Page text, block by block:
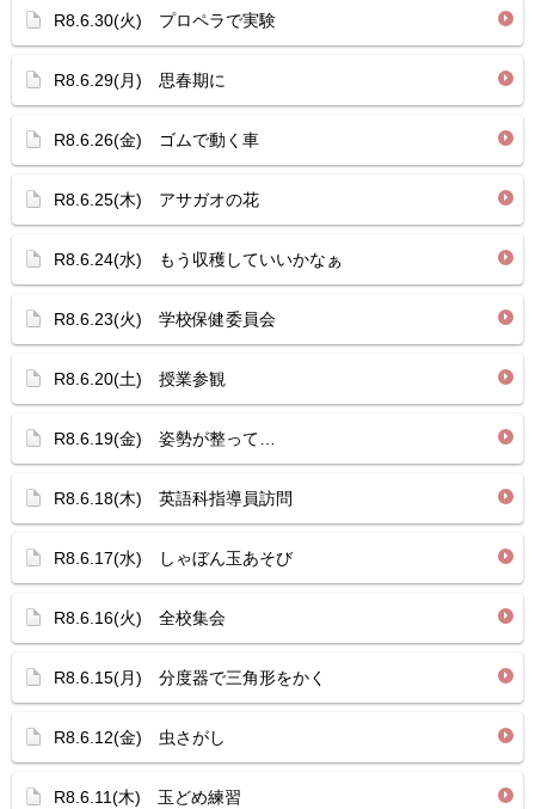
R8.6.30(火) プロペラで実験
R8.6.29(月) 思春期に
R8.6.26(金) ゴムで動く車
R8.6.25(木) アサガオの花
R8.6.24(水) もう収穫していいかなぁ
R8.6.23(火) 学校保健委員会
R8.6.20(土) 授業参観
R8.6.19(金) 姿勢が整って…
R8.6.18(木) 英語科指導員訪問
R8.6.17(水) しゃぼん玉あそび
R8.6.16(火) 全校集会
R8.6.15(月) 分度器で三角形をかく
R8.6.12(金) 虫さがし
R8.6.11(木) 玉どめ練習